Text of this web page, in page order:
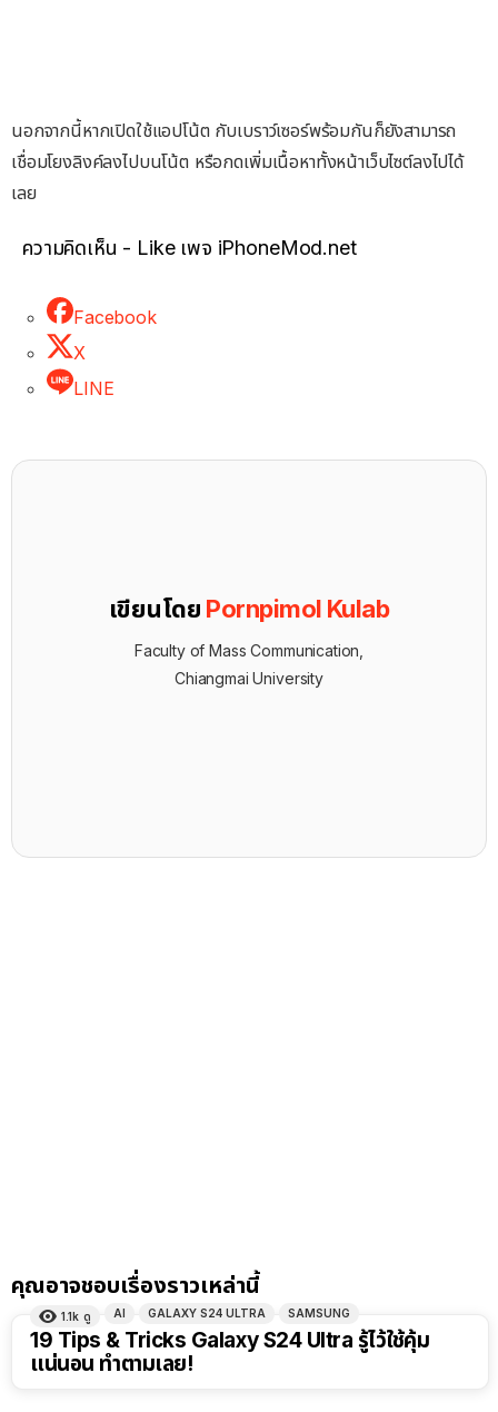
นอกจากนี้หากเปิดใช้แอปโน้ต กับเบราว์เซอร์พร้อมกันก็ยังสามารถ
เชื่อมโยงลิงค์ลงไปบนโน้ต หรือกดเพิ่มเนื้อหาทั้งหน้าเว็บไซต์ลงไปได้
เลย
ความคิดเห็น - Like เพจ iPhoneMod.net
Facebook
X
LINE
เขียนโดย Pornpimol Kulab
Faculty of Mass Communication,
Chiangmai University
คุณอาจชอบเรื่องราวเหล่านี้
1.1k ดู AI GALAXY S24 ULTRA SAMSUNG
19 Tips & Tricks Galaxy S24 Ultra รู้ไว้ใช้คุ้ม
แน่นอน ทำตามเลย!